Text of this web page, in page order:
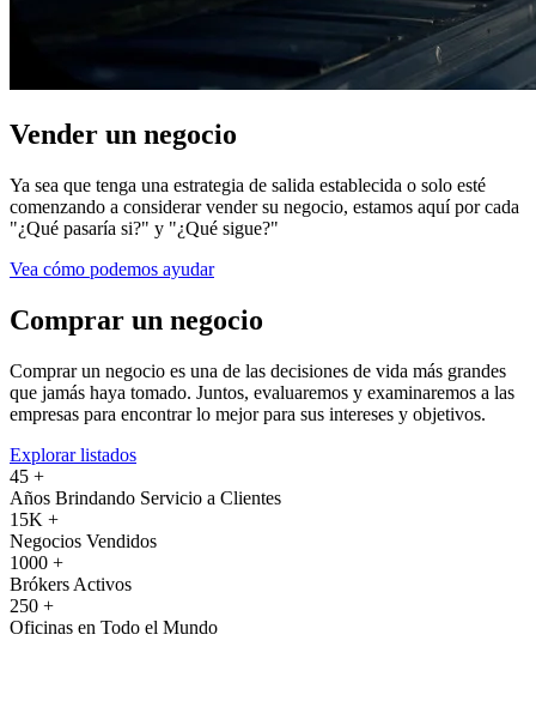
Vender un negocio
Ya sea que tenga una estrategia de salida establecida o solo esté
comenzando a considerar vender su negocio, estamos aquí por cada
"¿Qué pasaría si?" y "¿Qué sigue?"
Vea cómo podemos ayudar
Comprar un negocio
Comprar un negocio es una de las decisiones de vida más grandes
que jamás haya tomado. Juntos, evaluaremos y examinaremos a las
empresas para encontrar lo mejor para sus intereses y objetivos.
Explorar listados
45 +
Años Brindando Servicio a Clientes
15K +
Negocios Vendidos
1000 +
Brókers Activos
250 +
Oficinas en Todo el Mundo